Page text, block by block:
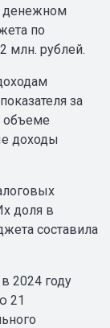
денежном
по
млн. рублей.
за
объеме
доходы
доля в
составила
2024 году
21